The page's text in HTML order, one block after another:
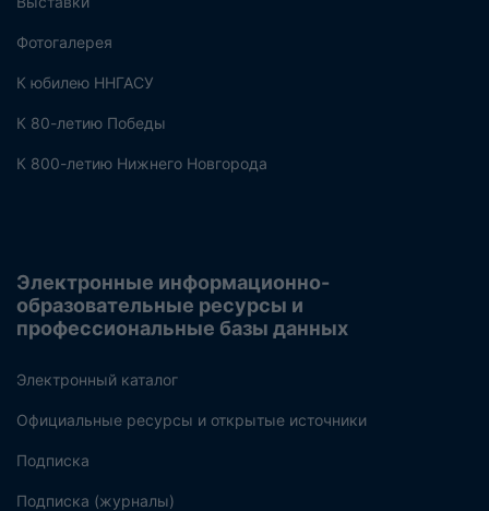
Фотогалерея
К юбилею ННГАСУ
К 80-летию Победы
К 800-летию Нижнего Новгорода
Электронные информационно-
образовательные ресурсы и
профессиональные базы данных
Электронный каталог
Официальные ресурсы и открытые источники
Подписка
Подписка (журналы)